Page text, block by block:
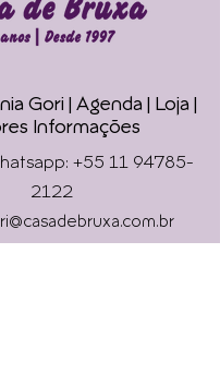
EM CONTATO
Ritual
!
Gori | Agenda | Loja |
Informações
+55 11 94785-
2122